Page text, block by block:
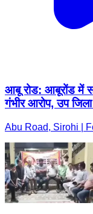
आबू रोड: आबूरोंड में
गंभीर आरोप, उप
Abu Road, Sirohi |